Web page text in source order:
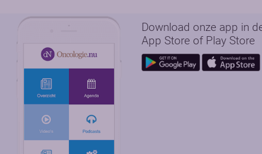
Download onze app in
App Store of Play Store